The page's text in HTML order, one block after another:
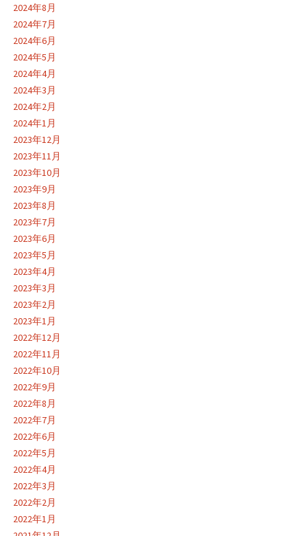
2024年8月
2024年7月
2024年6月
2024年5月
2024年4月
2024年3月
2024年2月
2024年1月
2023年12月
2023年11月
2023年10月
2023年9月
2023年8月
2023年7月
2023年6月
2023年5月
2023年4月
2023年3月
2023年2月
2023年1月
2022年12月
2022年11月
2022年10月
2022年9月
2022年8月
2022年7月
2022年6月
2022年5月
2022年4月
2022年3月
2022年2月
2022年1月